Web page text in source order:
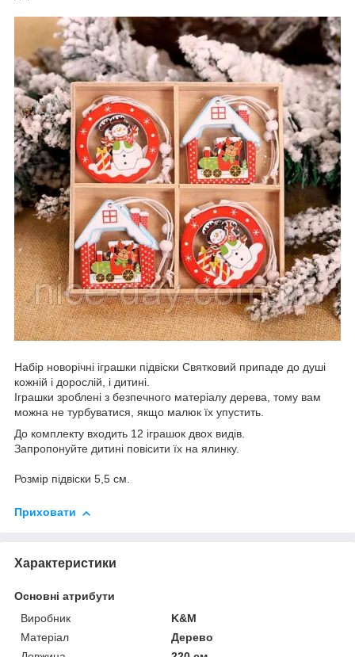
Набір новорічні іграшки підвіски Святковий припаде до душі
кожній і дорослій, і дитині.
Іграшки зроблені з безпечного матеріалу дерева, тому вам
можна не турбуватися, якщо малюк їх упустить.
До комплекту входить 12 іграшок двох видів.
Запропонуйте дитині повісити їх на ялинку.
Розмір підвіски 5,5 см.
Приховати
Характеристики
Основні атрибути
Виробник
K&M
Матеріал
Дерево